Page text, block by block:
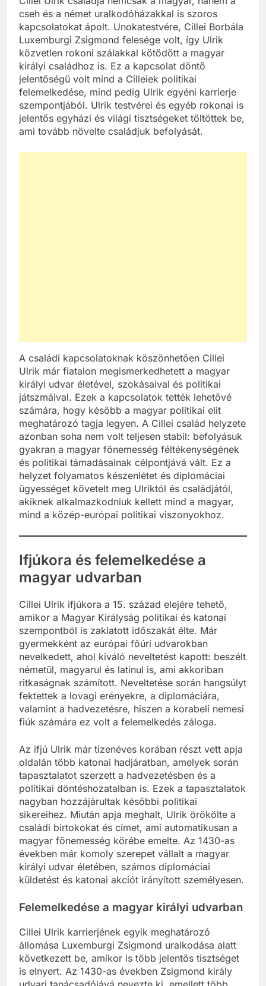
cseh és a német uralkodóházakkal is szoros
kapcsolatokat ápolt. Unokatestvére, Cillei Borbála
Luxemburgi Zsigmond felesége volt, így Ulrik
közvetlen rokoni szálakkal kötődött a magyar
királyi családhoz is. Ez a kapcsolat döntő
jelentőségű volt mind a Cilleiek politikai
felemelkedése, mind pedig Ulrik egyéni karrierje
szempontjából. Ulrik testvérei és egyéb rokonai is
jelentős egyházi és világi tisztségeket töltöttek be,
ami tovább növelte családjuk befolyását.
A családi kapcsolatoknak köszönhetően Cillei
Ulrik már fiatalon megismerkedhetett a magyar
királyi udvar életével, szokásaival és politikai
játszmáival. Ezek a kapcsolatok tették lehetővé
számára, hogy később a magyar politikai elit
meghatározó tagja legyen. A Cillei család helyzete
azonban soha nem volt teljesen stabil: befolyásuk
gyakran a magyar főnemesség féltékenységének
és politikai támadásainak célpontjává vált. Ez a
helyzet folyamatos készenlétet és diplomáciai
ügyességet követelt meg Ulriktól és családjától,
akiknek alkalmazkodniuk kellett mind a magyar,
mind a közép-európai politikai viszonyokhoz.
Ifjúkora és felemelkedése a
magyar udvarban
Cillei Ulrik ifjúkora a 15. század elejére tehető,
amikor a Magyar Királyság politikai és katonai
szempontból is zaklatott időszakát élte. Már
gyermekként az európai főúri udvarokban
nevelkedett, ahol kiváló neveltetést kapott: beszélt
németül, magyarul és latinul is, ami akkoriban
ritkaságnak számított. Neveltetése során hangsúlyt
fektettek a lovagi erényekre, a diplomáciára,
valamint a hadvezetésre, hiszen a korabeli nemesi
fiúk számára ez volt a felemelkedés záloga.
Az ifjú Ulrik már tizenéves korában részt vett apja
oldalán több katonai hadjáratban, amelyek során
tapasztalatot szerzett a hadvezetésben és a
politikai döntéshozatalban is. Ezek a tapasztalatok
nagyban hozzájárultak későbbi politikai
sikereihez. Miután apja meghalt, Ulrik örökölte a
családi birtokokat és címet, ami automatikusan a
magyar főnemesség körébe emelte. Az 1430-as
években már komoly szerepet vállalt a magyar
királyi udvar életében, számos diplomáciai
küldetést és katonai akciót irányított személyesen.
Felemelkedése a magyar királyi udvarban
Cillei Ulrik karrierjének egyik meghatározó
állomása Luxemburgi Zsigmond uralkodása alatt
következett be, amikor is több jelentős tisztséget
is elnyert. Az 1430-as években Zsigmond király